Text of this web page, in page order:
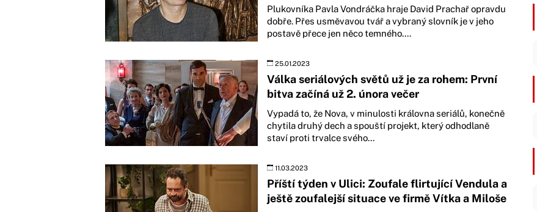
Plukovníka Pavla Vondráčka hraje David Prachař opravdu
dobře. Přes usměvavou tvář a vybraný slovník je v jeho
postavě přece jen něco temného....
25.01.2023
Válka seriálových světů už je za rohem: První
bitva začíná už 2. února večer
Vypadá to, že Nova, v minulosti královna seriálů, konečně
chytila druhý dech a spouští projekt, který odhodlaně
staví proti trvalce svého...
11.03.2023
Příští týden v Ulici: Zoufale flirtující Vendula a
ještě zoufalejší situace ve firmě Vítka a Miloše